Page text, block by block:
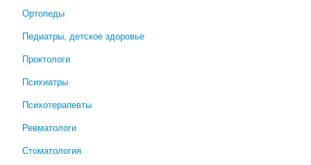
Ортопеды
Педиатры, детское здоровье
Проктологи
Психиатры
Психотерапевты
Ревматологи
Стоматология